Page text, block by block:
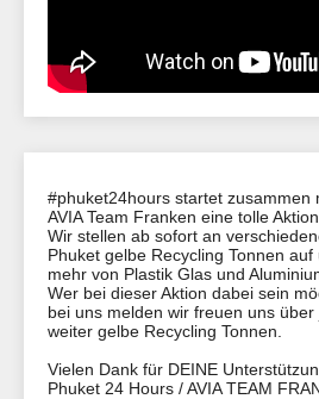
#phuket24hours startet zusammen
AVIA Team Franken eine tolle
Wir stellen ab sofort an
Phuket gelbe Recycling Tonnen
mehr von Plastik Glas und
Wer bei dieser Aktion dabei sein
bei uns melden wir freuen uns
weiter gelbe Recycling Tonnen.
Vielen Dank für DEINE
Phuket 24 Hours / AVIA TEAM